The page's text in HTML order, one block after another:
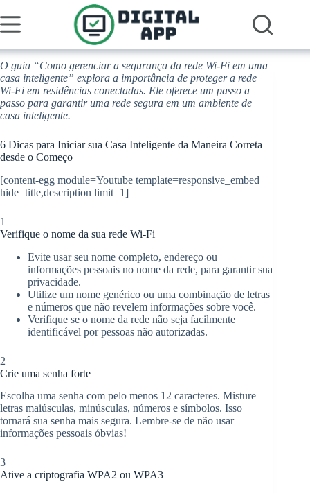
para
o
O guia “Como gerenciar a segurança da rede Wi-Fi em uma
casa inteligente” explora a importância de proteger a rede
Wi-Fi em residências conectadas. Ele oferece um passo a
passo para garantir uma rede segura em um ambiente de
casa inteligente.
6 Dicas para Iniciar sua Casa Inteligente da Maneira Correta
desde o Começo
[content-egg module=Youtube template=responsive_embed
hide=title,description limit=1]
1
Verifique o nome da sua rede Wi-Fi
Evite usar seu nome completo, endereço ou
informações pessoais no nome da rede, para garantir sua
privacidade.
Utilize um nome genérico ou uma combinação de letras
e números que não revelem informações sobre você.
Verifique se o nome da rede não seja facilmente
identificável por pessoas não autorizadas.
2
Crie uma senha forte
Escolha uma senha com pelo menos 12 caracteres. Misture
letras maiúsculas, minúsculas, números e símbolos. Isso
tornará sua senha mais segura. Lembre-se de não usar
informações pessoais óbvias!
3
Ative a criptografia WPA2 ou WPA3